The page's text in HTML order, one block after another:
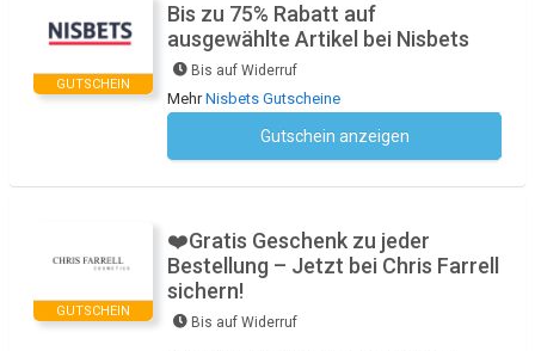
GUTSCHEIN
Bis zu 75% Rabatt auf
ausgewählte Artikel bei Nisbets
Bis auf Widerruf
MehrNisbets Gutscheine
Gutschein anzeigen
GUTSCHEIN
❤️Gratis Geschenk zu jeder
Bestellung – Jetzt bei Chris Farrell
sichern!
Bis auf Widerruf